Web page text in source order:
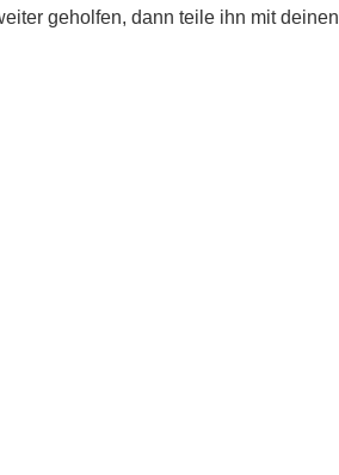
geholfen, dann teile ihn mit deinen